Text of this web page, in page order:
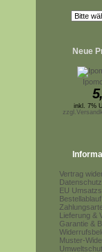
Neue
inkl. 7%
Vertrag
Datenschutz
EU
Bestellablauf
Lieferung &
Garantie &
Muster-